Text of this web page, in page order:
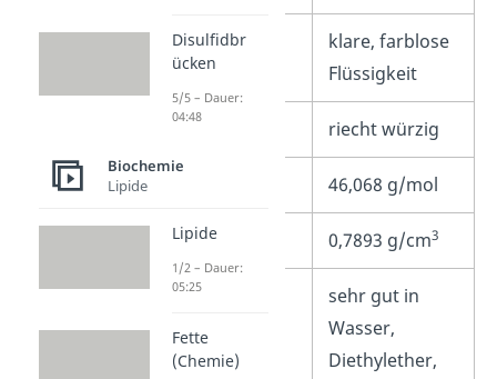
Aussehen
klare, farblose
Flüssigkeit
Geruch riecht würzig
46,068 g/mol
Dichte 0,7893 g/cm3
Löslichkeit
sehr gut in
Wasser,
Diethylether,
Disulfidbr
ücken
5/5 – Dauer:
04:48
Biochemie
Lipide
Lipide
1/2 – Dauer:
05:25
Fette
(Chemie)